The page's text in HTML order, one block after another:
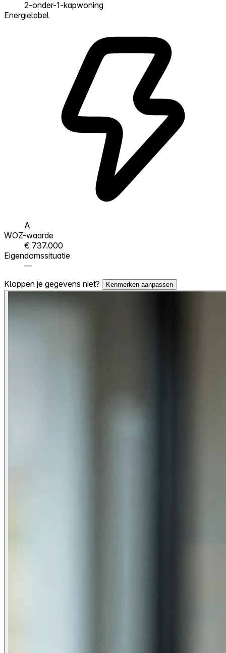
2-onder-1-kapwoning
Energielabel
A
WOZ-waarde
€ 737.000
Eigendomssituatie
—
Kloppen je gegevens niet?
Kenmerken aanpassen